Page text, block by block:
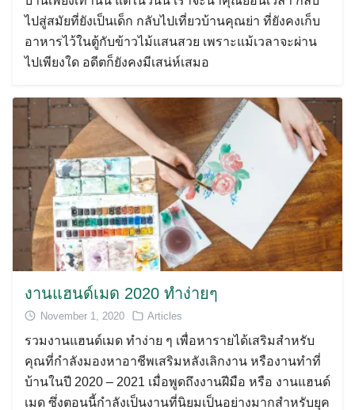
ไปสู่สมัยที่ยังเป็นเด็ก กลับไปเที่ยวบ้านคุณย่า ที่ยังคงเก็บ
อาหารไว้ในตู้กับข้าวไม้แสนสวย เพราะแม้เวลาจะผ่าน
ไปเพียงใด อดีตก็ยังคงมีเสน่ห์เสมอ
งานแฮนด์เมด 2020 ทำง่ายๆ
November 1, 2020 Articles
รวมงานแฮนด์เมด ทำง่าย ๆ เพื่อหารายได้เสริมสำหรับ
คุณที่กำลังมองหาอาชีพเสริมหลังเลิกงาน หรืองานทำที่
บ้านในปี 2020 – 2021 เมื่อพูดถึงงานฝีมือ หรือ งานแฮนด์
เมด ซึ่งตอนนี้กำลังเป็นงานที่นิยมเป็นอย่างมากสำหรับยุค